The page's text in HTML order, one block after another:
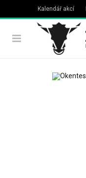
Kalendář akcí